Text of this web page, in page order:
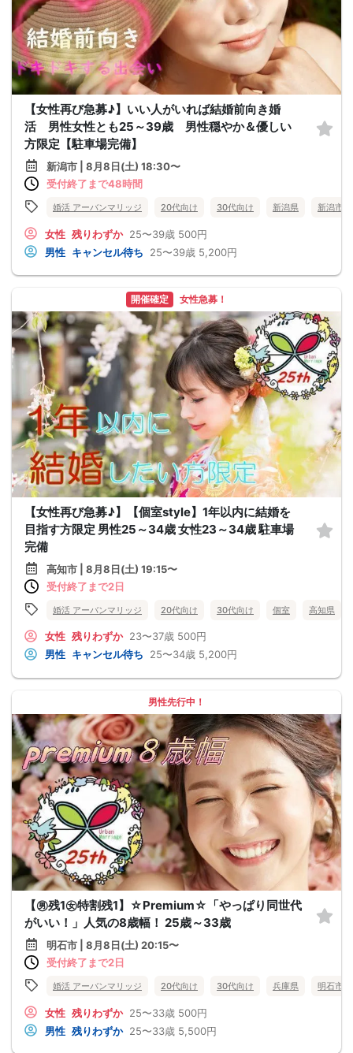
【女性再び急募♪】いい人がいれば結婚前向き婚
活 男性女性とも25～39歳 男性穏やか＆優しい
方限定【駐車場完備】
新潟市 | 8月8日(土) 18:30〜
受付終了まで48時間
婚活 アーバンマリッジ 20代向け 30代向け 新潟県 新潟市
女性 残りわずか 25〜39歳 500円
男性 キャンセル待ち 25〜39歳 5,200円
開催確定 女性急募！
【女性再び急募♪】【個室style】1年以内に結婚を
目指す方限定 男性25～34歳 女性23～34歳 駐車場
完備
高知市 | 8月8日(土) 19:15〜
受付終了まで2日
婚活 アーバンマリッジ 20代向け 30代向け 個室 高知県
女性 残りわずか 23〜37歳 500円
男性 キャンセル待ち 25〜34歳 5,200円
男性先行中！
【㊚残1㊛特割残1】☆Premium☆「やっぱり同世代
がいい！」人気の8歳幅！ 25歳～33歳
明石市 | 8月8日(土) 20:15〜
受付終了まで2日
婚活 アーバンマリッジ 20代向け 30代向け 兵庫県 明石市
女性 残りわずか 25〜33歳 500円
男性 残りわずか 25〜33歳 5,500円